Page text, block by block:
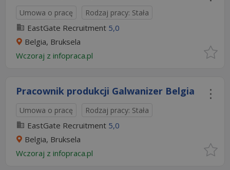
Umowa o pracę Rodzaj pracy: Stała
EastGate Recruitment 5,0
Belgia, Bruksela
Wczoraj z infopraca.pl
Pracownik produkcji Galwanizer Belgia
Umowa o pracę Rodzaj pracy: Stała
EastGate Recruitment 5,0
Belgia, Bruksela
Wczoraj z infopraca.pl